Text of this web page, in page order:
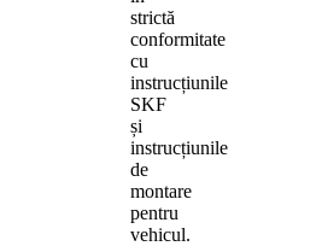
strictă
conformitate
cu
instrucțiunile
SKF
și
instrucțiunile
de
montare
pentru
vehicul.